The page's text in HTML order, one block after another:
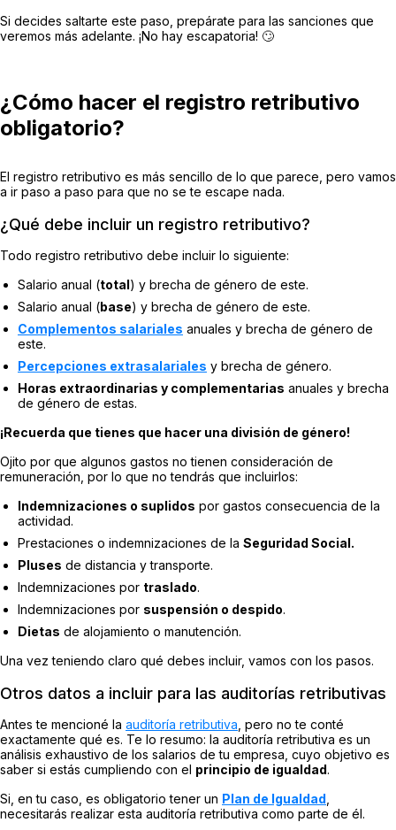
Si decides saltarte este paso, prepárate para las sanciones que
veremos más adelante. ¡No hay escapatoria! 🙄
¿Cómo hacer el registro retributivo
obligatorio?
El registro retributivo es más sencillo de lo que parece, pero vamos
a ir paso a paso para que no se te escape nada.
¿Qué debe incluir un registro retributivo?
Todo registro retributivo debe incluir lo siguiente:
Salario anual (total) y brecha de género de este.
Salario anual (base) y brecha de género de este.
Complementos salariales anuales y brecha de género de
este.
Percepciones extrasalariales y brecha de género.
Horas extraordinarias y complementarias anuales y brecha
de género de estas.
¡Recuerda que tienes que hacer una división de género!
Ojito por que algunos gastos no tienen consideración de
remuneración, por lo que no tendrás que incluirlos:
Indemnizaciones o suplidos por gastos consecuencia de la
actividad.
Prestaciones o indemnizaciones de la Seguridad Social.
Pluses de distancia y transporte.
Indemnizaciones por traslado.
Indemnizaciones por suspensión o despido.
Dietas de alojamiento o manutención.
Una vez teniendo claro qué debes incluir, vamos con los pasos.
Otros datos a incluir para las auditorías retributivas
Antes te mencioné la auditoría retributiva , pero no te conté
exactamente qué es. Te lo resumo: la auditoría retributiva es un
análisis exhaustivo de los salarios de tu empresa, cuyo objetivo es
saber si estás cumpliendo con el principio de igualdad.
Si, en tu caso, es obligatorio tener un Plan de Igualdad
necesitarás realizar esta auditoría retributiva como parte de él.